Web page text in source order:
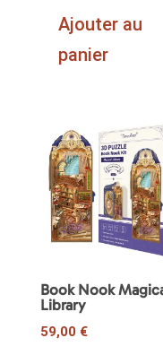
Ajouter au
panier
Book Nook
Library
59,00 €